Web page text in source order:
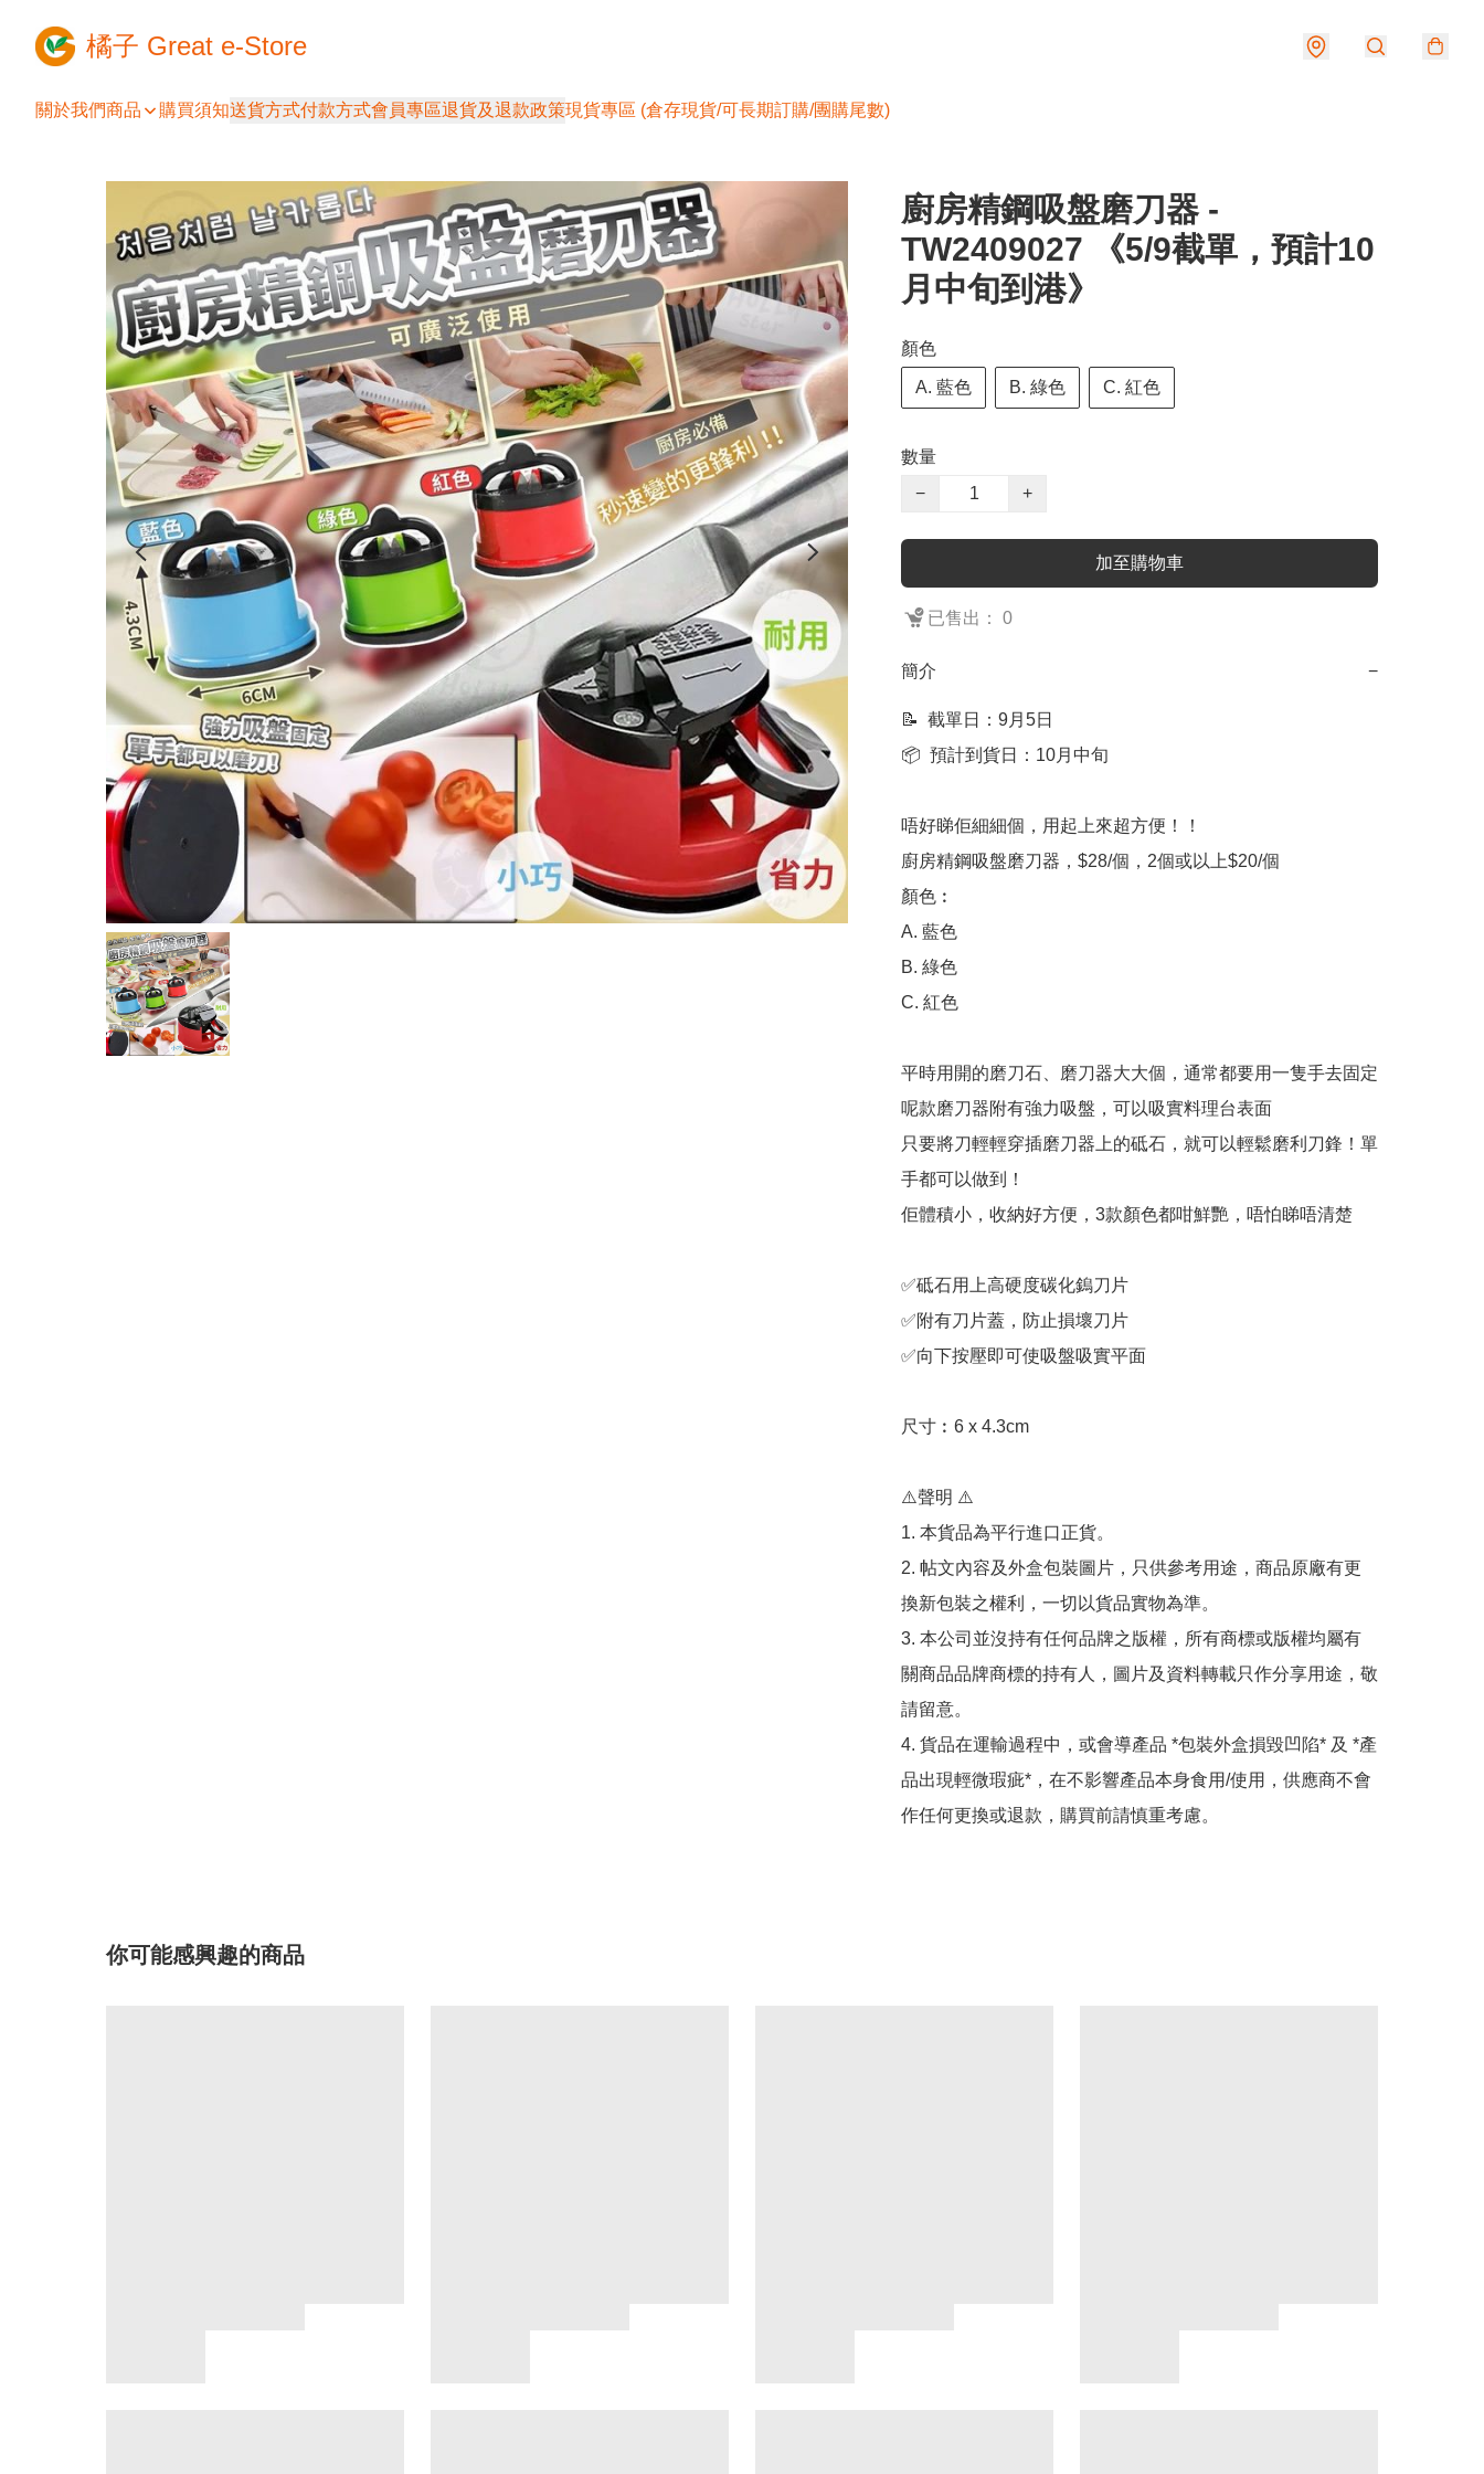
橘子 Great e-Store
關於我們商品 購買須知送貨方式付款方式會員專區退貨及退款政策現貨專區 (倉存現貨/可長期訂購/團購尾數)
廚房精鋼吸盤磨刀器 -
TW2409027 《5/9截單，預計10
月中旬到港》
顏色
A. 藍色 B. 綠色 C. 紅色
數量
−
+
加至購物車
已售出： 0
簡介 −
📝  截單日：9月5日
📦  預計到貨日：10月中旬
唔好睇佢細細個，用起上來超方便！！
廚房精鋼吸盤磨刀器，$28/個，2個或以上$20/個
顏色︰
A. 藍色
B. 綠色
C. 紅色
平時用開的磨刀石、磨刀器大大個，通常都要用一隻手去固定
呢款磨刀器附有強力吸盤，可以吸實料理台表面
只要將刀輕輕穿插磨刀器上的砥石，就可以輕鬆磨利刀鋒！單
手都可以做到！
佢體積小，收納好方便，3款顏色都咁鮮艷，唔怕睇唔清楚
✅砥石用上高硬度碳化鎢刀片
✅附有刀片蓋，防止損壞刀片
✅向下按壓即可使吸盤吸實平面
尺寸︰6 x 4.3cm
⚠️聲明 ⚠️
1. 本貨品為平行進口正貨。
2. 帖文內容及外盒包裝圖片，只供參考用途，商品原廠有更
換新包裝之權利，一切以貨品實物為準。
3. 本公司並沒持有任何品牌之版權，所有商標或版權均屬有
關商品品牌商標的持有人，圖片及資料轉載只作分享用途，敬
請留意。
4. 貨品在運輸過程中，或會導產品 *包裝外盒損毀凹陷* 及 *產
品出現輕微瑕疵*，在不影響產品本身食用/使用，供應商不會
作任何更換或退款，購買前請慎重考慮。
你可能感興趣的商品